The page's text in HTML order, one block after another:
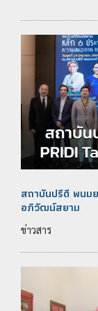
สถาบันปรีดี พนม
อภิวัฒน์สยาม
ข่าวสาร